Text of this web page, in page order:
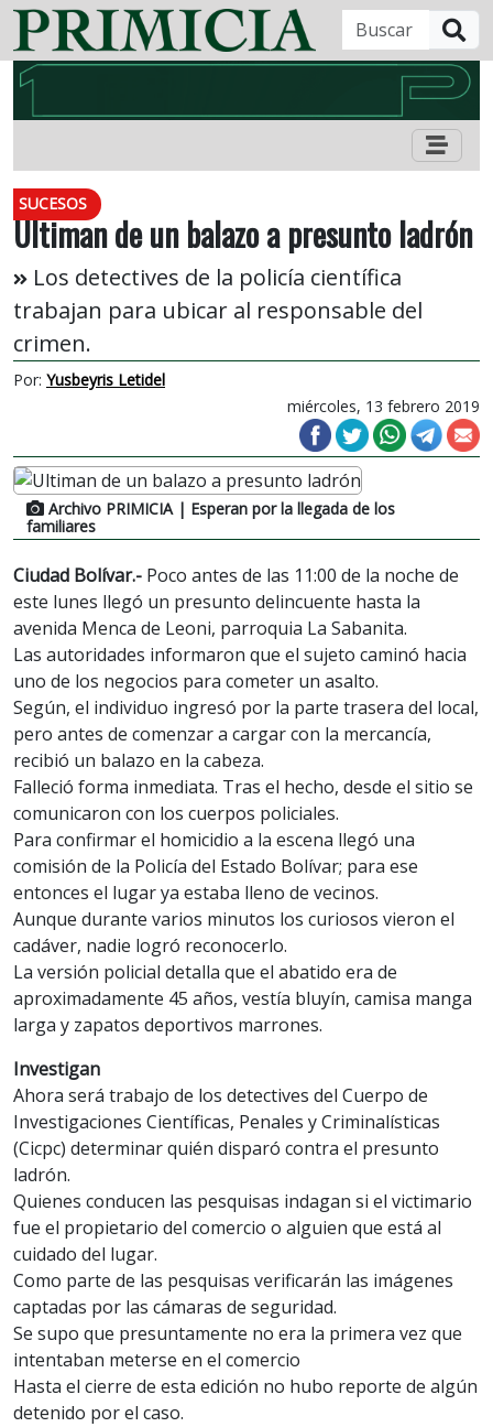
SUCESOS
Ultiman de un balazo a presunto ladrón
Los detectives de la policía científica
trabajan para ubicar al responsable del
crimen.
Por: Yusbeyris Letidel
miércoles, 13 febrero 2019
Archivo PRIMICIA| Esperan por la llegada de los
familiares
Ciudad Bolívar.- Poco antes de las 11:00 de la noche de
este lunes llegó un presunto delincuente hasta la
avenida Menca de Leoni, parroquia La Sabanita.
Las autoridades informaron que el sujeto caminó hacia
uno de los negocios para cometer un asalto.
Según, el individuo ingresó por la parte trasera del local,
pero antes de comenzar a cargar con la mercancía,
recibió un balazo en la cabeza.
Falleció forma inmediata. Tras el hecho, desde el sitio se
comunicaron con los cuerpos policiales.
Para confirmar el homicidio a la escena llegó una
comisión de la Policía del Estado Bolívar; para ese
entonces el lugar ya estaba lleno de vecinos.
Aunque durante varios minutos los curiosos vieron el
cadáver, nadie logró reconocerlo.
La versión policial detalla que el abatido era de
aproximadamente 45 años, vestía bluyín, camisa manga
larga y zapatos deportivos marrones.
Investigan
Ahora será trabajo de los detectives del Cuerpo de
Investigaciones Científicas, Penales y Criminalísticas
(Cicpc) determinar quién disparó contra el presunto
ladrón.
Quienes conducen las pesquisas indagan si el victimario
fue el propietario del comercio o alguien que está al
cuidado del lugar.
Como parte de las pesquisas verificarán las imágenes
captadas por las cámaras de seguridad.
Se supo que presuntamente no era la primera vez que
intentaban meterse en el comercio
Hasta el cierre de esta edición no hubo reporte de algún
detenido por el caso.